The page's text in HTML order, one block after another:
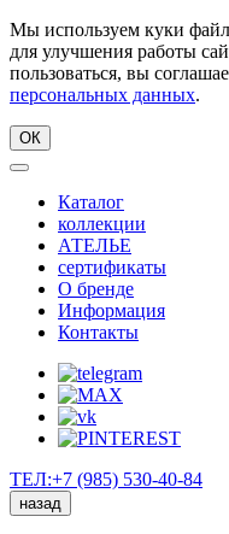
Мы используем куки
для улучшения работы
пользоваться, вы
персональных данных.
ОК
Каталог
коллекции
АТЕЛЬЕ
сертификаты
О бренде
Информация
Контакты
ТЕЛ:+7 (985) 530-40-84
назад